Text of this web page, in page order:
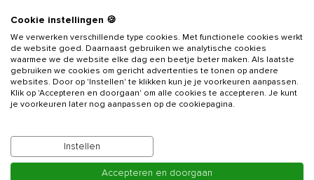
Deze comfortabele groepsaccommodatie is voorzien van 8
slaapkamers, 8 badkamers en geschikt voor maximaal 34
personen. Ditvakantieadresis bij uitstek geschikt voor uw familie-
of vriendengroepen.
De accommodatie beschikt over een gezamenlijke ruimte met zit-
en eethoek. In de zithoek vindt u heerlijke lounge banken. In het
eetgedeelte staan verschillende tafels met stoelen waar je
Lees meer
Cookie instellingen 🍪
We verwerken verschillende type cookies. Met functionele cookies werkt
de website goed. Daarnaast gebruiken we analytische cookies
waarmee we de website elke dag een beetje beter maken. Als laatste
gebruiken we cookies om gericht advertenties te tonen op andere
websites. Door op 'Instellen' te klikken kun je je voorkeuren aanpassen.
Klik op 'Accepteren en doorgaan' om alle cookies te accepteren. Je kunt
je voorkeuren later nog aanpassen op de cookiepagina.
Instellen
Accepteren en doorgaan